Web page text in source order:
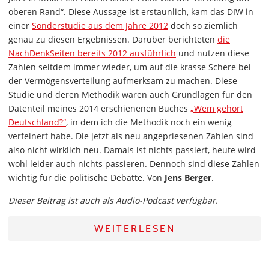
oberen Rand“. Diese Aussage ist erstaunlich, kam das DIW in
einer Sonderstudie aus dem Jahre 2012 doch so ziemlich
genau zu diesen Ergebnissen. Darüber berichteten die
NachDenkSeiten bereits 2012 ausführlich und nutzen diese
Zahlen seitdem immer wieder, um auf die krasse Schere bei
der Vermögensverteilung aufmerksam zu machen. Diese
Studie und deren Methodik waren auch Grundlagen für den
Datenteil meines 2014 erschienenen Buches „Wem gehört
Deutschland?“, in dem ich die Methodik noch ein wenig
verfeinert habe. Die jetzt als neu angepriesenen Zahlen sind
also nicht wirklich neu. Damals ist nichts passiert, heute wird
wohl leider auch nichts passieren. Dennoch sind diese Zahlen
wichtig für die politische Debatte. Von Jens Berger.
Dieser Beitrag ist auch als Audio-Podcast verfügbar.
WEITERLESEN